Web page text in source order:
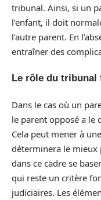
tribunal. Ainsi, si un
l’enfant, il doit
l’autre parent. En
entraîner des
Le rôle du tribunal
Dans le cas où un
le parent opposé a le
Cela peut mener à
déterminera le mieux
dans ce cadre se
qui reste un critère
judiciaires. Les